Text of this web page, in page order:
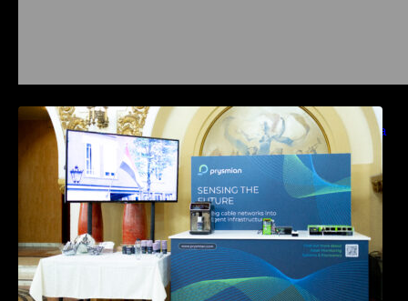
Prysmian aduce la COMM26 tehnologii de
sensing si Digital Energy pentru monitorizarea
in timp real a infrastrucrutilor critice